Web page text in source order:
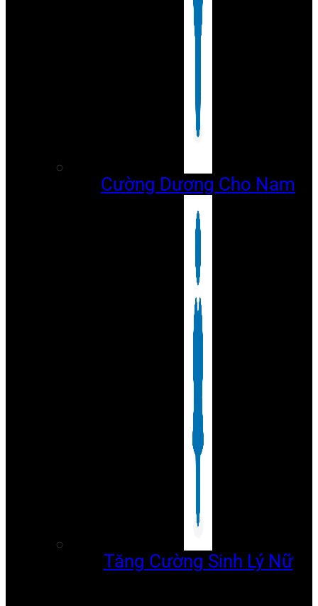
Cường Dương Cho Nam
Tăng Cường Sinh Lý Nữ